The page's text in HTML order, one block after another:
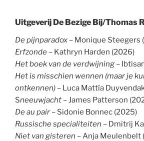
Uitgeverij De Bezige Bij/Thomas
De pijnparadox – Monique Steegers
Erfzonde – Kathryn Harden (2026)
Het boek van de verdwijning –
Het is misschien wennen (maar je
ontkennen) – Luca Mattía
Sneeuwjacht – James Patterson
De au pair – Sidonie Bonnec (2025)
Russische specialiteiten – Dmitrij
Niet van gisteren – Anja Meulenbelt